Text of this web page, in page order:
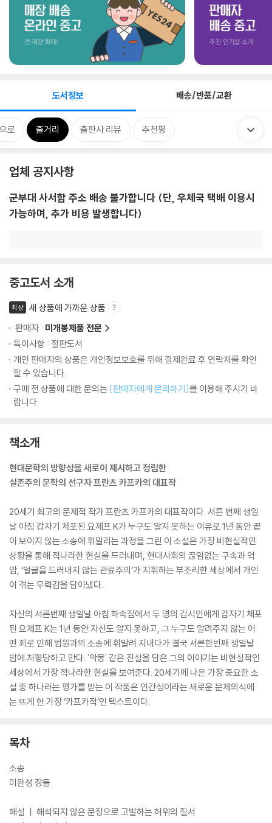
도서정보 배송/반품/교환
로 줄거리 출판사 리뷰 추천평
업체 공지사항
군부대 사서함 주소 배송 불가합니다 (단, 우체국 택배 이용시
가능하며, 추가 비용 발생합니다)
중고도서 소개
최상
새 상품에 가까운 상품
판매자 : 미개봉제품 전문
특이사항 : 절판도서
개인 판매자의 상품은 개인정보보호를 위해 결제완료 후 연락처를 확인
할 수 있습니다.
구매 전 상품에 대한 문의는 [판매자에게 문의하기]를 이용해 주시기 바
랍니다.
책소개
현대문학의 방향성을 새로이 제시하고 정립한
실존주의 문학의 선구자 프란츠 카프카의 대표작
20세기 최고의 문제적 작가 프란츠 카프카의 대표작이다. 서른 번째 생일
날 아침 갑자기 체포된 요제프 K가 누구도 알지 못하는 이유로 1년 동안 끝
이 보이지 않는 소송에 휘말리는 과정을 그린 이 소설은 가장 비현실적인
상황을 통해 적나라한 현실을 드러내며, 현대사회의 끊임없는 구속과 억
압, ‘얼굴을 드러내지 않는 관료주의’가 지휘하는 부조리한 세상에서 개인
이 겪는 무력감을 담아냈다.
자신의 서른번째 생일날 아침 하숙집에서 두 명의 감시인에게 갑자기 체포
된 요제프 K는 1년 동안 자신도 알지 못하고, 그 누구도 알려주지 않는 어
떤 죄로 인해 법원과의 소송에 휘말려 지내다가 결국 서른한번째 생일날
밤에 처형당하고 만다. '악몽' 같은 진실을 담은 그의 이야기는 비현실적인
세상에서 가장 적나라한 현실을 보여준다. 20세기에 나온 가장 중요한 소
설 중 하나라는 평가를 받는 이 작품은 인간성이라는 새로운 문제의식에
눈 뜨게 한 가장 ‘카프카적’인 텍스트이다.
목차
소송
미완성 장들
해설 ㅣ 해석되지 않은 문장으로 고발하는 허위의 질서